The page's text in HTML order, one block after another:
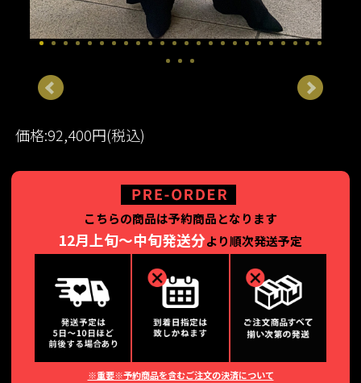
価格:92,400円(税込)
こちらの商品は予約商品となります
12月上旬～中旬発送分より順次発送予定
※重要※予約商品を含むご注文の決済について